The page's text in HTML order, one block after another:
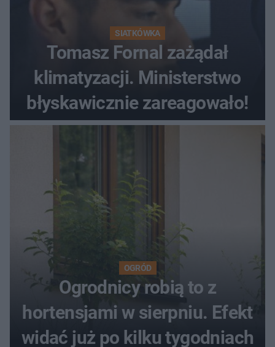
SIATKÓWKA
Tomasz Fornal zażądał
klimatyzacji. Ministerstwo
błyskawicznie zareagowało!
OGRÓD
Ogrodnicy robią to z
hortensjami w sierpniu. Efekt
widać już po kilku tygodniach